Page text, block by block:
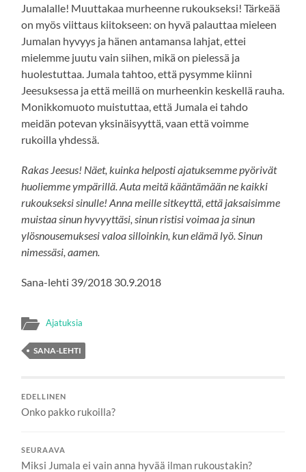
Jumalalle! Muuttakaa murheenne rukoukseksi! Tärkeää
on myös viittaus kiitokseen: on hyvä palauttaa mieleen
Jumalan hyvyys ja hänen antamansa lahjat, ettei
mielemme juutu vain siihen, mikä on pielessä ja
huolestuttaa. Jumala tahtoo, että pysymme kiinni
Jeesuksessa ja että meillä on murheenkin keskellä rauha.
Monikkomuoto muistuttaa, että Jumala ei tahdo
meidän potevan yksinäisyyttä, vaan että voimme
rukoilla yhdessä.
Rakas Jeesus! Näet, kuinka helposti ajatuksemme pyörivät
huoliemme ympärillä. Auta meitä kääntämään ne kaikki
rukoukseksi sinulle! Anna meille sitkeyttä, että jaksaisimme
muistaa sinun hyvyyttäsi, sinun ristisi voimaa ja sinun
ylösnousemuksesi valoa silloinkin, kun elämä lyö. Sinun
nimessäsi, aamen.
Sana-lehti 39/2018 30.9.2018
Ajatuksia
SANA-LEHTI
EDELLINEN
Onko pakko rukoilla?
SEURAAVA
Miksi Jumala ei vain anna hyvää ilman rukoustakin?